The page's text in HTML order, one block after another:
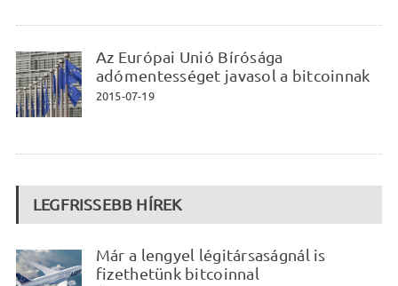
Az Európai Unió Bírósága
adómentességet javasol a bitcoinnak
2015-07-19
LEGFRISSEBB HÍREK
Már a lengyel légitársaságnál is
fizethetünk bitcoinnal